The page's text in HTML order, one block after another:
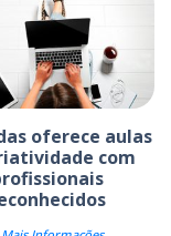
oferece aulas
com